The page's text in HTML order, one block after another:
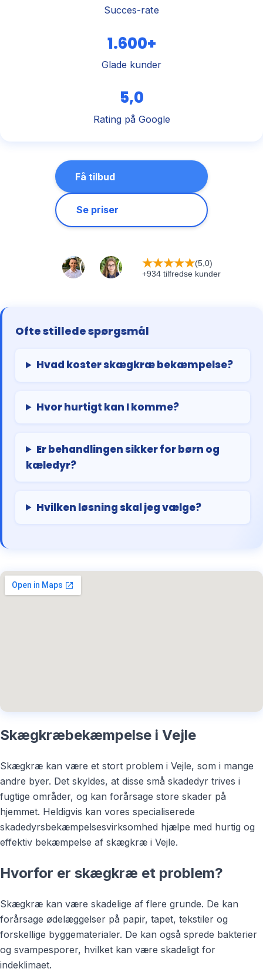
Succes-rate
1.600+
Glade kunder
5,0
Rating på Google
Få tilbud
Se priser
★★★★★(5,0)
+934 tilfredse kunder
Ofte stillede spørgsmål
Hvad koster skægkræ bekæmpelse?
Hvor hurtigt kan I komme?
Er behandlingen sikker for børn og
kæledyr?
Hvilken løsning skal jeg vælge?
Skægkræbekæmpelse i Vejle
Skægkræ kan være et stort problem i Vejle, som i mange
andre byer. Det skyldes, at disse små skadedyr trives i
fugtige områder, og kan forårsage store skader på
hjemmet. Heldigvis kan vores specialiserede
skadedyrsbekæmpelsesvirksomhed hjælpe med hurtig og
effektiv bekæmpelse af skægkræ i Vejle.
Hvorfor er skægkræ et problem?
Skægkræ kan være skadelige af flere grunde. De kan
forårsage ødelæggelser på papir, tapet, tekstiler og
forskellige byggematerialer. De kan også sprede bakterier
og svampesporer, hvilket kan være skadeligt for
indeklimaet.